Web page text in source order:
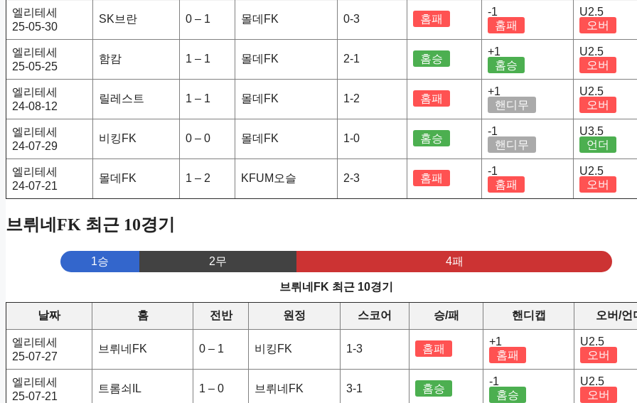
엘리테세
25-05-30
SK브란 0 – 1 몰데FK 0-3 홈패
-1
홈패
U2.5
오버
엘리테세
25-05-25
함캄 1 – 1 몰데FK 2-1 홈승
+1
홈승
U2.5
오버
엘리테세
24-08-12
릴레스트 1 – 1 몰데FK 1-2 홈패
+1
핸디무
U2.5
오버
엘리테세
24-07-29
비킹FK 0 – 0 몰데FK 1-0 홈승
-1
핸디무
U3.5
언더
엘리테세
24-07-21
몰데FK 1 – 2 KFUM오슬 2-3 홈패
-1
홈패
U2.5
오버
브뤼네FK 최근 10경기
1승 2무 4패
브뤼네FK 최근 10경기
날짜 홈 전반 원정 스코어 승/패 핸디캡 오버/언
엘리테세
25-07-27
브뤼네FK 0 – 1 비킹FK 1-3 홈패
+1
홈패
U2.5
오버
엘리테세
25-07-21
트롬쇠IL 1 – 0 브뤼네FK 3-1 홈승
-1
홈승
U2.5
오버